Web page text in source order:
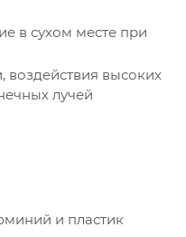
в сухом месте при
воздействия высоких
лучей
и пластик